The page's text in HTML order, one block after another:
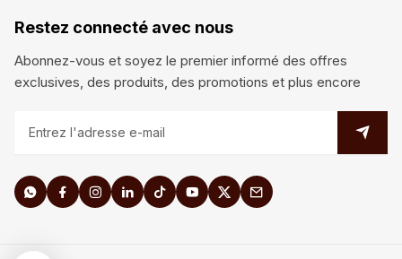
Restez connecté avec nous
Abonnez-vous et soyez le premier informé des offres
exclusives, des produits, des promotions et plus encore